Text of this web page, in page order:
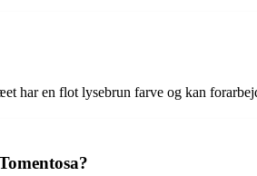
en flot lysebrun farve og kan